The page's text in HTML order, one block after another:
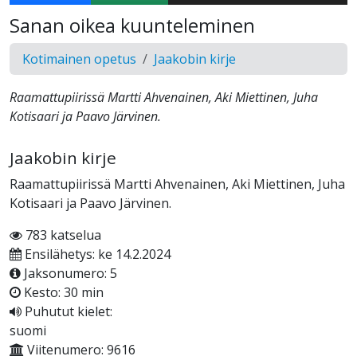
Sanan oikea kuunteleminen
Kotimainen opetus Jaakobin kirje
Raamattupiirissä Martti Ahvenainen, Aki Miettinen, Juha
Kotisaari ja Paavo Järvinen.
Jaakobin kirje
Raamattupiirissä Martti Ahvenainen, Aki Miettinen, Juha
Kotisaari ja Paavo Järvinen.
783 katselua
Ensilähetys: ke 14.2.2024
Jaksonumero: 5
Kesto: 30 min
Puhutut kielet:
suomi
Viitenumero: 9616